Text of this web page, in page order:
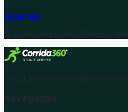
Instagram
© 2026 Corrida 360. Todos os
Seu guia completo para
Navegação